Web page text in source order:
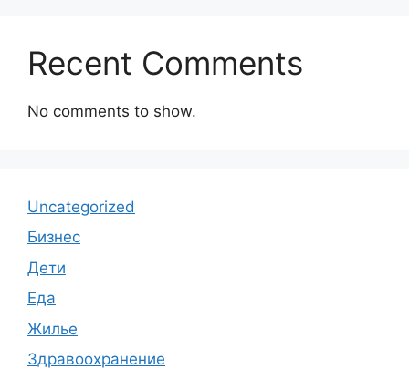
Recent Comments
No comments to show.
Uncategorized
Бизнес
Дети
Еда
Жилье
Здравоохранение